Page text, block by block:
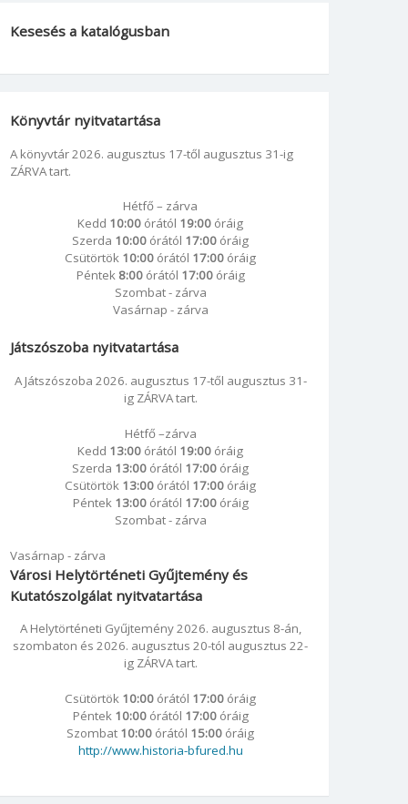
Kesesés a katalógusban
Könyvtár nyitvatartása
A könyvtár 2026. augusztus 17-től augusztus 31-ig
ZÁRVA tart.
Hétfő – zárva
Kedd 10:00 órától 19:00 óráig
Szerda 10:00 órától 17:00 óráig
Csütörtök 10:00 órától 17:00 óráig
Péntek 8:00órától 17:00óráig
Szombat - zárva
Vasárnap - zárva
Játszószoba nyitvatartása
A Játszószoba 2026. augusztus 17-től augusztus 31-
ig ZÁRVA tart.
Hétfő –zárva
Kedd 13:00 órától 19:00 óráig
Szerda 13:00 órától 17:00 óráig
Csütörtök 13:00 órától 17:00 óráig
Péntek 13:00órától 17:00óráig
Szombat - zárva
Vasárnap - zárva
Városi Helytörténeti Gyűjtemény és
Kutatószolgálat nyitvatartása
A Helytörténeti Gyűjtemény 2026. augusztus 8-án,
szombaton és 2026. augusztus 20-tól augusztus 22-
ig ZÁRVA tart.
Csütörtök 10:00 órától 17:00 óráig
Péntek 10:00órától 17:00óráig
Szombat 10:00 órától 15:00 óráig
http://www.historia-bfured.hu